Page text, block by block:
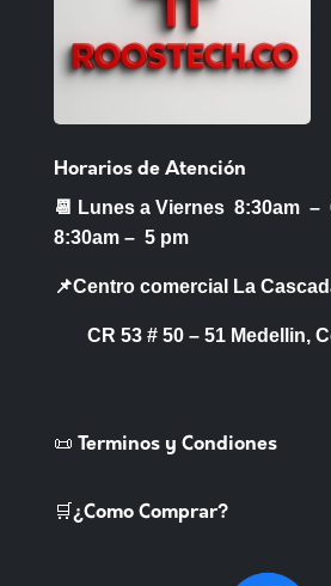
Horarios de Atención
📆 Lunes a Viernes 8:30am –
8:30am – 5 pm
📌Centro comercial La
CR 53 # 50 – 51 Medellin,
📜 Terminos y Condiones
🛒¿Como Comprar?